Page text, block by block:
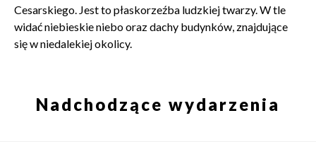
Cesarskiego. Jest to płaskorzeźba ludzkiej twarzy. W tle
widać niebieskie niebo oraz dachy budynków, znajdujące
się w niedalekiej okolicy.
Nadchodzące wydarzenia